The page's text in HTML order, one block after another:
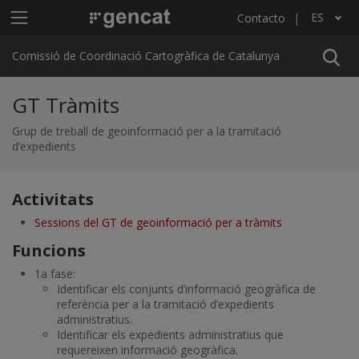
Menú principal C4 Contacto ES
Lista adicional de acciones
Comissió de Coordinació Cartogràfica de Catalunya
GT Tràmits
Grup de treball de geoinformació per a la tramitació
d’expedients
Activitats
Sessions del GT de geoinformació per a tràmits
Funcions
1a fase:
Identificar els conjunts d’informació geogràfica de
referència per a la tramitació d’expedients
administratius.
Identificar els expedients administratius que
requereixen informació geogràfica.